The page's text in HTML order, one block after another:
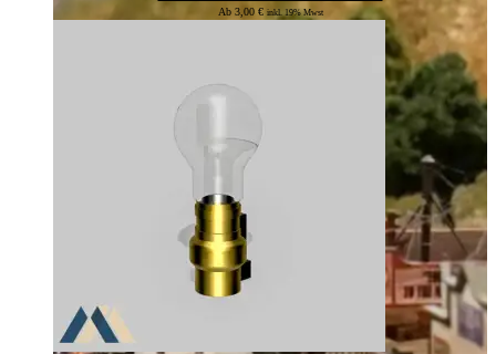
Ab 3,00 € inkl. 19% Mwst